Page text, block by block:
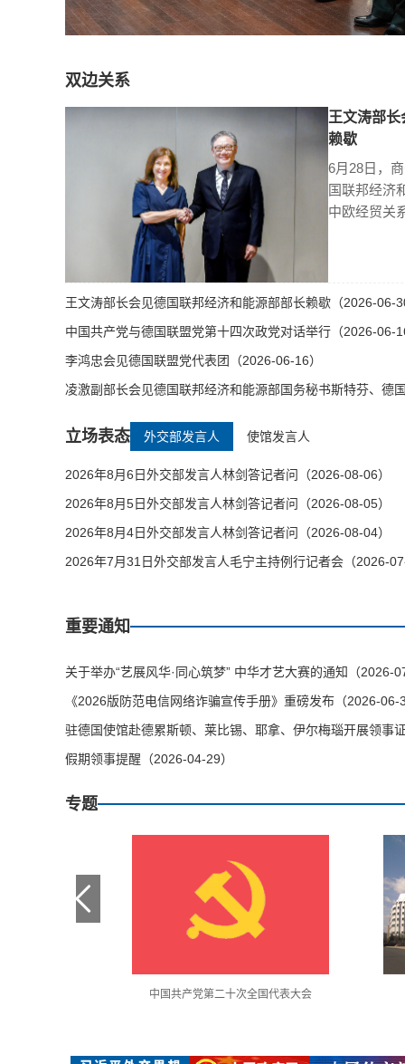
双边关系
王文涛部
赖歇
6月28日，
国联邦经济
中欧经贸关
王文涛部长会见德国联邦经济和能源部部长赖歇（2026-06-
中国共产党与德国联盟党第十四次政党对话举行（2026-06-
李鸿忠会见德国联盟党代表团（2026-06-16）
凌激副部长会见德国联邦经济和能源部国务秘书斯特芬、德
立场表态 外交部发言人 使馆发言人
2026年8月6日外交部发言人林剑答记者问（2026-08-06）
2026年8月5日外交部发言人林剑答记者问（2026-08-05）
2026年8月4日外交部发言人林剑答记者问（2026-08-04）
2026年7月31日外交部发言人毛宁主持例行记者会（2026-
重要通知
关于举办“艺展风华·同心筑梦” 中华才艺大赛的通知（2026-
《2026版防范电信网络诈骗宣传手册》重磅发布（2026-06-
驻德国使馆赴德累斯顿、莱比锡、耶拿、伊尔梅瑙开展领事
假期领事提醒（2026-04-29）
专题
中国共产党第二十次全国代表大会